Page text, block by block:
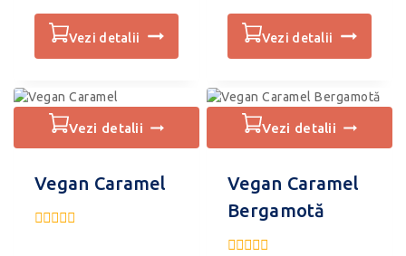
din
vezi detalii vezi detalii
vezi detalii
Vegan Caramel
vezi detalii
Vegan Caramel
Bergamotă